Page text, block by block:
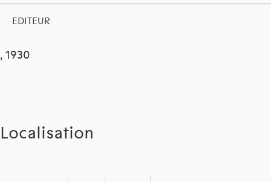
EDITEUR
, 1930
Localisation